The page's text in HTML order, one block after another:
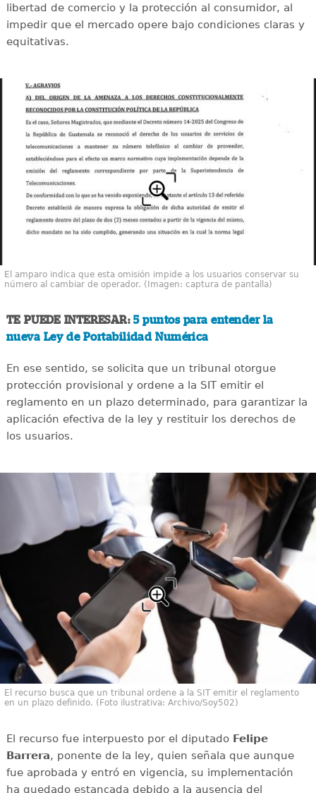
libertad de comercio y la protección al consumidor, al
impedir que el mercado opere bajo condiciones claras y
equitativas.
El amparo indica que esta omisión impide a los usuarios conservar su
número al cambiar de operador. (Imagen: captura de pantalla)
TE PUEDE INTERESAR:5 puntos para entender la
nueva Ley de Portabilidad Numérica
En ese sentido, se solicita que un tribunal otorgue
protección provisional y ordene a la SIT emitir el
reglamento en un plazo determinado, para garantizar la
aplicación efectiva de la ley y restituir los derechos de
los usuarios.
El recurso busca que un tribunal ordene a la SIT emitir el reglamento
en un plazo definido. (Foto ilustrativa: Archivo/Soy502)
El recurso fue interpuesto por el diputado Felipe
Barrera, ponente de la ley, quien señala que aunque
fue aprobada y entró en vigencia, su implementación
ha quedado estancada debido a la ausencia del